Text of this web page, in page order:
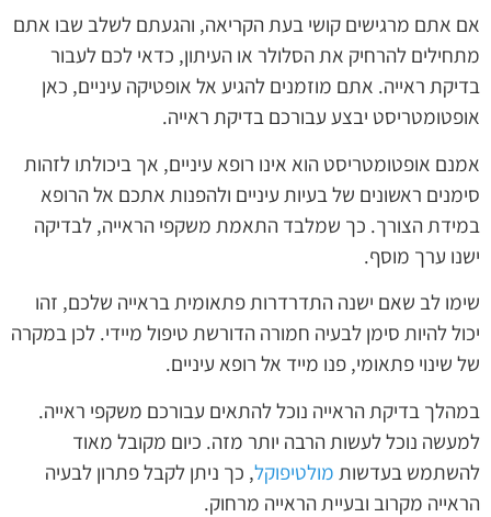
אם אתם מרגישים קושי בעת הקריאה, והגעתם לשלב שבו אתם
מתחילים להרחיק את הסלולר או העיתון, כדאי לכם לעבור
בדיקת ראייה. אתם מוזמנים להגיע אל אופטיקה עיניים, כאן
אופטומטריסט יבצע עבורכם בדיקת ראייה.
אמנם אופטומטריסט הוא אינו רופא עיניים, אך ביכולתו לזהות
סימנים ראשונים של בעיות עיניים ולהפנות אתכם אל הרופא
במידת הצורך. כך שמלבד התאמת משקפי הראייה, לבדיקה
ישנו ערך מוסף.
שימו לב שאם ישנה התדרדרות פתאומית בראייה שלכם, זהו
יכול להיות סימן לבעיה חמורה הדורשת טיפול מיידי. לכן במקרה
של שינוי פתאומי, פנו מייד אל רופא עיניים.
במהלך בדיקת הראייה נוכל להתאים עבורכם משקפי ראייה.
למעשה נוכל לעשות הרבה יותר מזה. כיום מקובל מאוד
להשתמש בעדשות מולטיפוקל, כך ניתן לקבל פתרון לבעיה
הראייה מקרוב ובעיית הראייה מרחוק.